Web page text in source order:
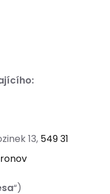
13, 549 31
“)